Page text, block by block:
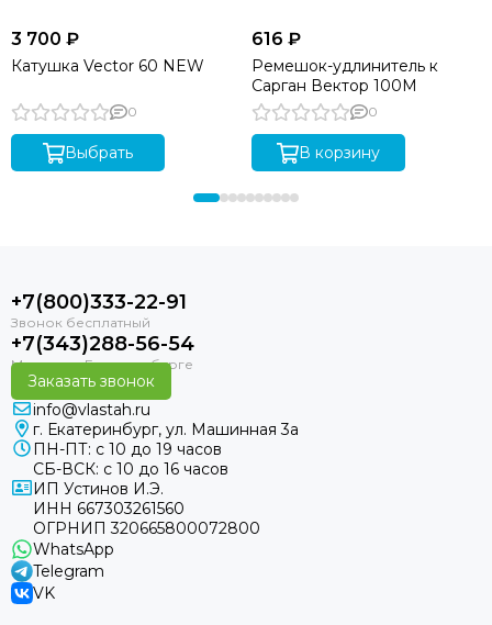
3 700 ₽
Катушка Vector 60 NEW
0
Выбрать
616 ₽
Ремешок-удлинитель к
Сарган Вектор 100М
0
В корзину
+7(800)333-22-91
+7(343)288-56-54
Заказать звонок
info@vlastah.ru
г. Екатеринбург, ул. Машинная 3а
ПН-ПТ: с 10 до 19 часов
СБ-ВСК: с 10 до 16 часов
ИП Устинов И.Э.
ИНН 667303261560
ОГРНИП 320665800072800
WhatsApp
Telegram
VK